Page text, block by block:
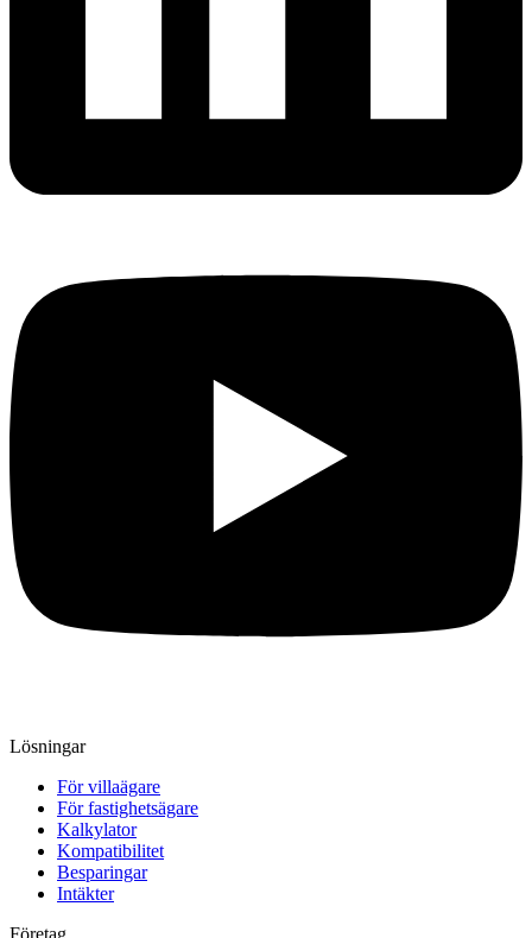
Lösningar
För villaägare
För fastighetsägare
Kalkylator
Kompatibilitet
Besparingar
Intäkter
Företag